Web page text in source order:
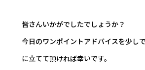
皆さんいかがでしたでしょうか？
今日のワンポイントアドバイスを少し
に立てて頂ければ幸いです。